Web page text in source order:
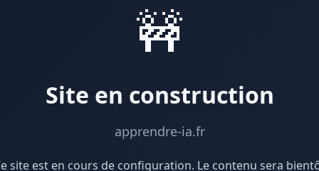
🚧
Site en construction
apprendre-ia.fr
site est en cours de configuration. Le contenu sera